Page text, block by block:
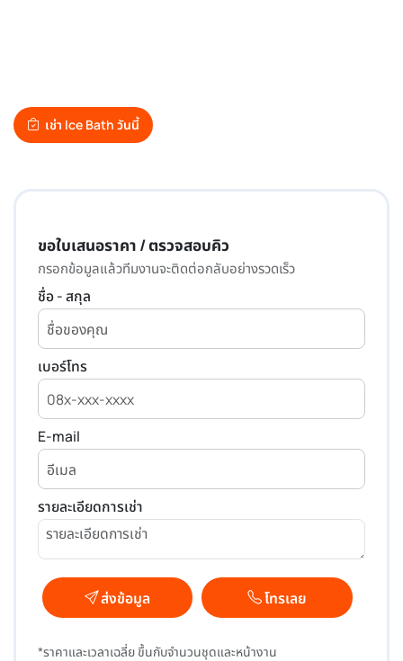
เช่า Ice Bath วันนี้
ขอใบเสนอราคา / ตรวจสอบคิว
กรอกข้อมูลแล้วทีมงานจะติดต่อกลับอย่างรวดเร็ว
ชื่อ - สกุล
เบอร์โทร
E-mail
รายละเอียดการเช่า
ส่งข้อมูล โทรเลย
*ราคาและเวลาเฉลี่ย ขึ้นกับจำนวนชุดและหน้างาน